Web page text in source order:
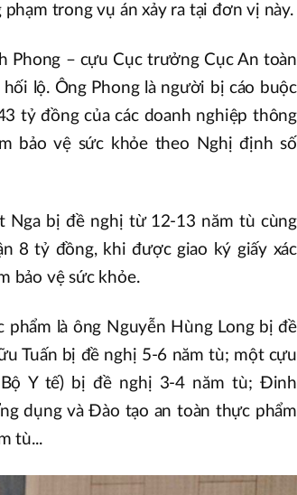
trong vụ án xảy ra tại đơn vị này.
Phong – cựu Cục trưởng Cục An toàn
lộ. Ông Phong là người bị cáo buộc
tỷ đồng của các doanh nghiệp thông
bảo vệ sức khỏe theo Nghị định số
Nga bị đề nghị từ 12-13 năm tù cùng
8 tỷ đồng, khi được giao ký giấy xác
bảo vệ sức khỏe.
là ông Nguyễn Hùng Long bị đề
Tuấn bị đề nghị 5-6 năm tù; một cựu
Bộ Y tế) bị đề nghị 3-4 năm tù; Đinh
dụng và Đào tạo an toàn thực phẩm
tù...